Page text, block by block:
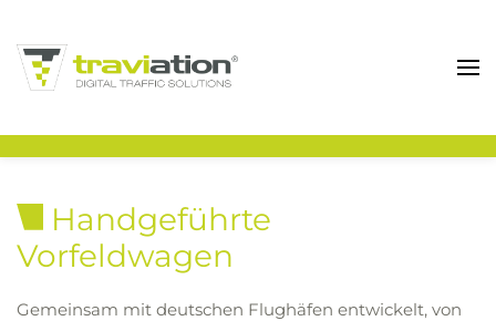
Zum Hauptinhalt springen
Handgeführte
Vorfeldwagen
Gemeinsam mit deutschen Flughäfen entwickelt, von